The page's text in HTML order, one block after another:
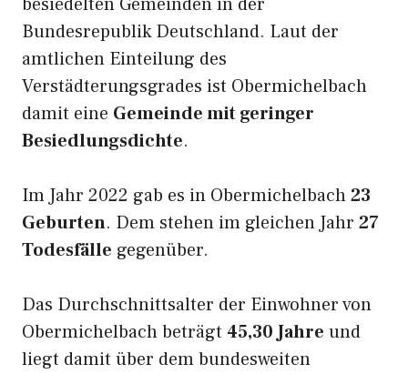
Bundesrepublik Deutschland. Laut der
amtlichen Einteilung des
Verstädterungsgrades ist Obermichelbach
damit eine Gemeinde mit geringer
Besiedlungsdichte.
Im Jahr 2022 gab es in Obermichelbach23
Geburten. Dem stehen im gleichen Jahr 27
Todesfälle gegenüber.
Das Durchschnittsalter der Einwohner von
Obermichelbach beträgt 45,30 Jahre und
liegt damit über dem bundesweiten